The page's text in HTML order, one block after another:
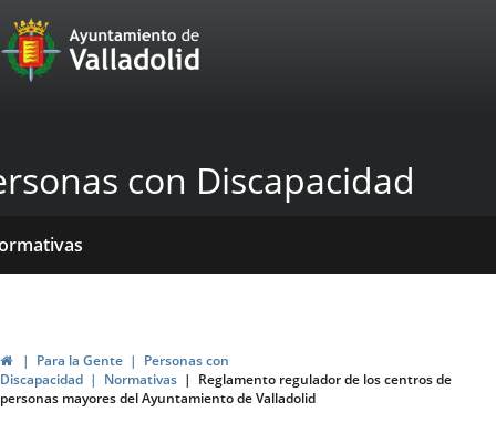
Portal
Web
Ayuntamiento
de
Valladolid
con Discapacidad
InicioPara la Gente
Personas con
Discapacidad
Normativas
Reglamento regulador de los centros de
personas mayores del Ayuntamiento de Valladolid